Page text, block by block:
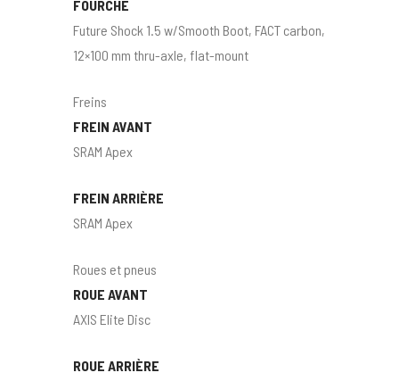
FOURCHE
Future Shock 1.5 w/Smooth Boot, FACT carbon,
12×100 mm thru-axle, flat-mount
Freins
FREIN AVANT
SRAM Apex
FREIN ARRIÈRE
SRAM Apex
Roues et pneus
ROUE AVANT
AXIS Elite Disc
ROUE ARRIÈRE